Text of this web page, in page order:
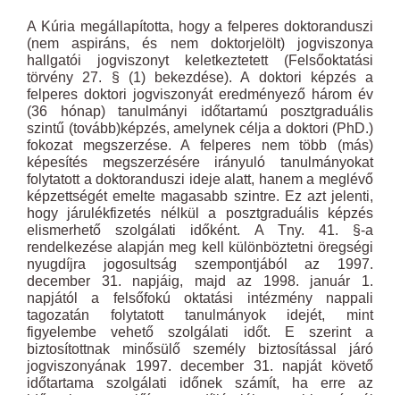
A Kúria megállapította, hogy a felperes doktoranduszi
(nem aspiráns, és nem doktorjelölt) jogviszonya
hallgatói jogviszonyt keletkeztetett (Felsőoktatási
törvény 27. § (1) bekezdése). A doktori képzés a
felperes doktori jogviszonyát eredményező három év
(36 hónap) tanulmányi időtartamú posztgraduális
szintű (tovább)képzés, amelynek célja a doktori (PhD.)
fokozat megszerzése. A felperes nem több (más)
képesítés megszerzésére irányuló tanulmányokat
folytatott a doktoranduszi ideje alatt, hanem a meglévő
képzettségét emelte magasabb szintre. Ez azt jelenti,
hogy járulékfizetés nélkül a posztgraduális képzés
elismerhető szolgálati időként. A Tny. 41. §-a
rendelkezése alapján meg kell különböztetni öregségi
nyugdíjra jogosultság szempontjából az 1997.
december 31. napjáig, majd az 1998. január 1.
napjától a felsőfokú oktatási intézmény nappali
tagozatán folytatott tanulmányok idejét, mint
figyelembe vehető szolgálati időt. E szerint a
biztosítottnak minősülő személy biztosítással járó
jogviszonyának 1997. december 31. napját követő
időtartama szolgálati időnek számít, ha erre az